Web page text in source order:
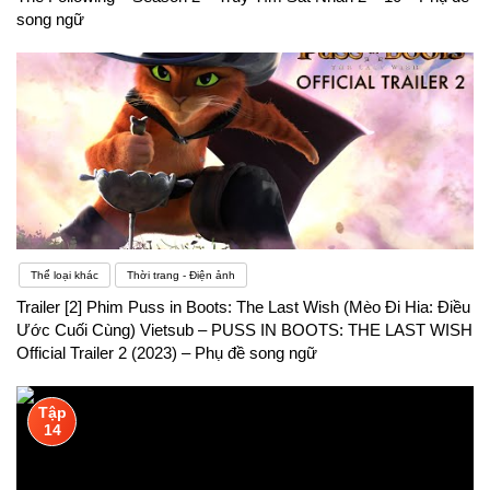
mòn.Vậy nên với những người học tiếng Anh nói
riêng và học ngoại ngữ nói chung, tìm được động
lực có tầm quan trọng rất lớn đối với việc học tập
song ngữ
Thể loại khác Thời trang - Điện ảnh
Trailer [2] Phim Puss in Boots: The Last Wish (Mèo Đi Hia: Điều
Ước Cuối Cùng) Vietsub – PUSS IN BOOTS: THE LAST WISH
Official Trailer 2 (2023) – Phụ đề song ngữ
Tập
14